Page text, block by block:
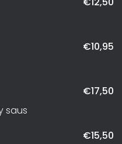
€10,95
€17,50
saus
€15,50